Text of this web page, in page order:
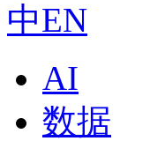
中EN
AI
数据